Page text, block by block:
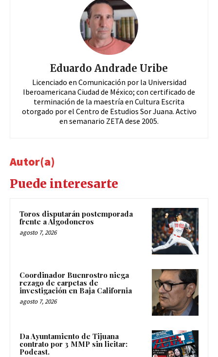
Eduardo Andrade Uribe
Licenciado en Comunicación por la Universidad
Iberoamericana Ciudad de México; con certificado de
terminación de la maestría en Cultura Escrita
otorgado por el Centro de Estudios Sor Juana. Activo
en semanario ZETA dese 2005.
Autor(a)
Puede interesarte
Toros disputarán postemporada
frente a Algodoneros
agosto 7, 2026
Coordinador Buenrostro niega
rezago de carpetas de
investigación en Baja California
agosto 7, 2026
Da Ayuntamiento de Tijuana
contrato por 3 MMP sin licitar:
Podcast.